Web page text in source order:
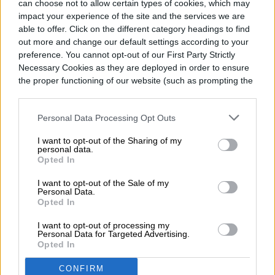
can choose not to allow certain types of cookies, which may
impact your experience of the site and the services we are
able to offer. Click on the different category headings to find
out more and change our default settings according to your
preference. You cannot opt-out of our First Party Strictly
Necessary Cookies as they are deployed in order to ensure
the proper functioning of our website (such as prompting the
Personal Data Processing Opt Outs
I want to opt-out of the Sharing of my
personal data.
Opted In
I want to opt-out of the Sale of my
Personal Data.
Opted In
I want to opt-out of processing my
Personal Data for Targeted Advertising.
Opted In
CONFIRM
En cuanto a la pantalla, puedes elegir entre
una pantalla 4K Ultra HD InfinityEdge con
100 por ciento de color Adobe RGB, o la
primera opción de la compañía para una
pantalla OLED en una computadora portátil
XPS. La tecnología OLED ofrece colores
más vivos y negros perfectos para un
contraste significativamente mayor, por lo
que el contenido cobra vida con detalladas
imágenes, especialmente en áreas
oscuras.